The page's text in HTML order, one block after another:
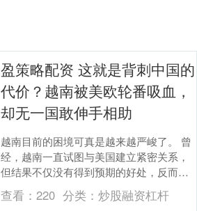
盈策略配资 这就是背刺中国的
代价？越南被美欧轮番吸血，
却无一国敢伸手相助
越南目前的困境可真是越来越严峻了。 曾
经，越南一直试图与美国建立紧密关系，
但结果不仅没有得到预期的好处，反而被
美国给“坑”了。它还想着借助东盟来提升自
身地位，结....
查看：220 分类： 炒股融资杠杆